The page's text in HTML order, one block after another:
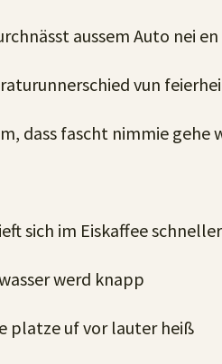
aussem Auto nei
vun
dass fascht nimmie gehe
sich im Eiskaffee
werd knapp
platze uf vor lauter heiß